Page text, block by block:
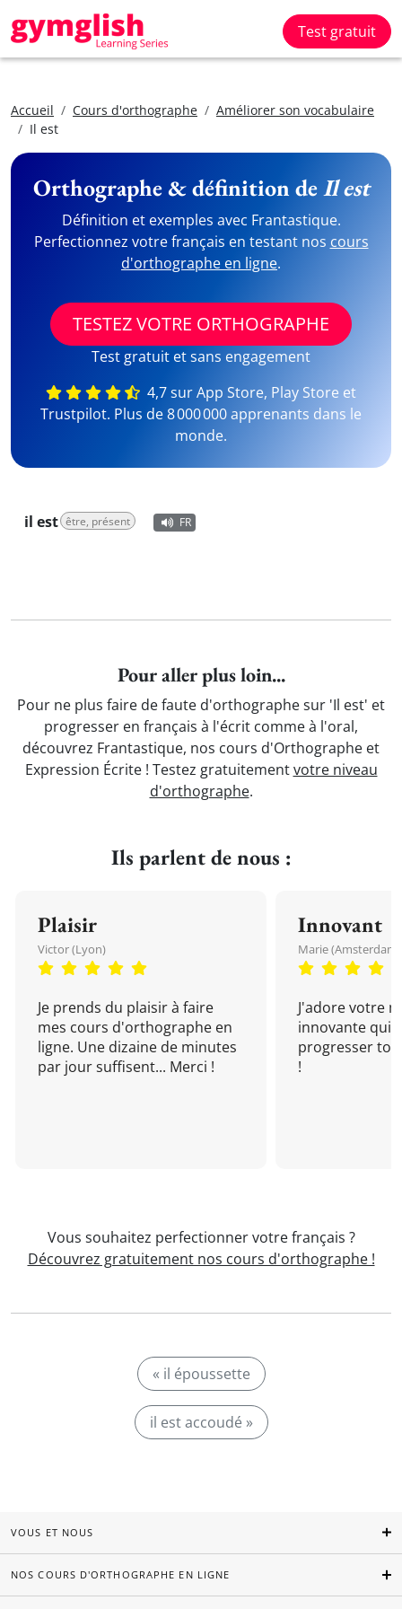
Test gratuit
Accueil Cours d'orthographe
Améliorer son vocabulaire
Il est
Orthographe & définition deIl est
Définition et exemples avec Frantastique.
Perfectionnez votre français en testant nos cours
d'orthographe en ligne.
TESTEZ VOTRE ORTHOGRAPHE
Test gratuit et sans engagement
4,7 sur App Store, Play Store et
Trustpilot. Plus de 8 000 000 apprenants dans le
monde.
il est être, présent FR
Pour aller plus loin...
Pour ne plus faire de faute d'orthographe sur 'Il est' et
progresser en français à l'écrit comme à l'oral,
découvrez Frantastique, nos cours d'Orthographe et
Expression Écrite ! Testez gratuitementvotre niveau
d'orthographe.
Ils parlent de nous :
Plaisir
Victor (Lyon)
Je prends du plaisir à faire
mes cours d'orthographe en
ligne. Une dizaine de minutes
par jour suffisent... Merci !
Innovant
Marie (Amsterdam)
J'adore votre
innovante qui
progresser
!
Vous souhaitez perfectionner votre français ?
Découvrez gratuitement nos cours d'orthographe !
« il époussette
il est accoudé »
VOUS ET NOUS
NOS COURS D'ORTHOGRAPHE EN LIGNE